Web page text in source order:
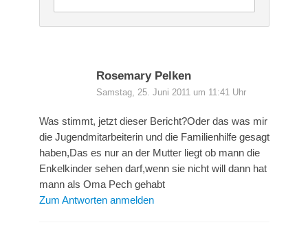
Rosemary Pelken
Samstag, 25. Juni 2011 um 11:41 Uhr
Was stimmt, jetzt dieser Bericht?Oder das was mir
die Jugendmitarbeiterin und die Familienhilfe gesagt
haben,Das es nur an der Mutter liegt ob mann die
Enkelkinder sehen darf,wenn sie nicht will dann hat
mann als Oma Pech gehabt
Zum Antworten anmelden